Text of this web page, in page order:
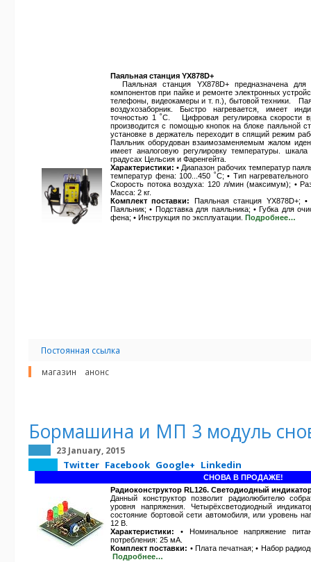
Паяльная станция YX878D+
Паяльная станция YX878D+ предназначена
компонентов при пайке и ремонте электронных
телефоны, видеокамеры и т. п.), бытовой техники.
воздухозаборник. Быстро нагревается, имеет
точностью 1 ˚С. Цифровая регулировка скорости
производится с помощью кнопок на блоке паяльной
установке в держатель переходит в спящий режим
Паяльник оборудован взаимозаменяемым жалом
имеет аналоговую регулировку температуры.
градусах Цельсия и Фаренгейта.
Характеристики: • Диапазон рабочих температур
температур фена: 100...450 ˚С; • Тип
Скорость потока воздуха: 120 л/мин (максимум); •
Масса: 2 кг.
Комплект поставки:
Паяльная станция
Паяльник; • Подставка для паяльника; • Губка для
фена; • Инструкция по эксплуатации.
Подробнее…
Постоянная ссылка
магазин
анонс
Бормашина и МП 3 модуль
23 January, 2015
Twitter Facebook Google+ Linkedin
СНОВА В ПРОДАЖЕ!
Радиоконструктор RL126. Светодиодный
Данный конструктор позволит радиолюбителю
уровня напряжения. Четырёхсветодиодный
состояние бортовой сети автомобиля, или уровень
12 В.
Характеристики:
• Номинальное напряжение
потребления: 25 мА.
Комплект поставки: • Плата печатная; • Набор
Подробнее…